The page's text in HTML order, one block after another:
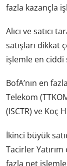
fazla kazançla
Alıcı ve satıcı
satışları dikkat
işlemle en ciddi
BofA’nın en
Telekom
(ISCTR) ve Koç
İkinci büyük
Tacirler Yatırım
fazla net